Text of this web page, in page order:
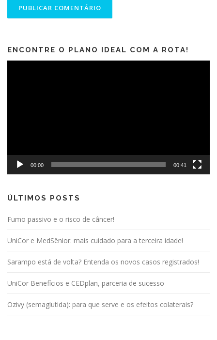
ENCONTRE O PLANO IDEAL COM A ROTA!
00:00 00:41
ÚLTIMOS POSTS
Fumo passivo e o risco de câncer!
UniCor e MedSênior: mais cuidado para a terceira idade!
Sarampo está de volta? Entenda os novos casos registrados!
UniCor Benefícios e CEDplan, parceria de sucesso
Ozivy (semaglutida): para que serve e os efeitos colaterais?